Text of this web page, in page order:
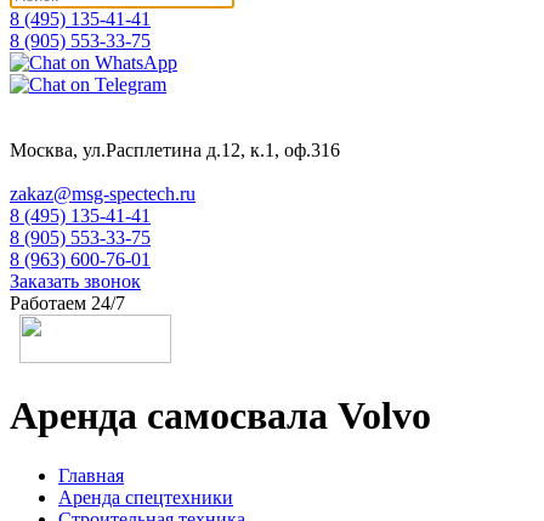
8 (495) 135-41-41
8 (905) 553-33-75
Москва, ул.Расплетина д.12, к.1, оф.316
zakaz@msg-spectech.ru
8 (495) 135-41-41
8 (905) 553-33-75
8 (963) 600-76-01
Заказать звонок
Работаем 24/7
Аренда самосвала Volvo
Главная
Аренда спецтехники